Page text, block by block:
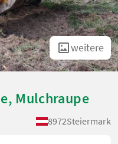
weitere
Mulchraupe
8972Steiermark